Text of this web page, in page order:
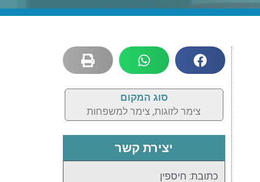
סוג המקום
צימר לזוגות, צימר למשפחות
יצירת קשר
כתובת: חיספין